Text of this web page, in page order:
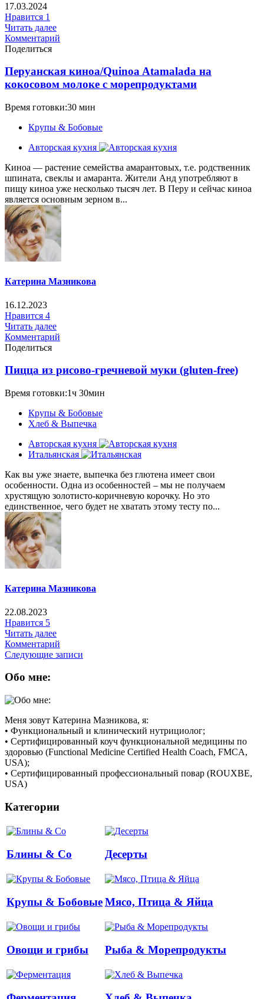
17.03.2024
Нравится 1
Читать далее
Комментарий
Поделиться
Перуанская киноа/Quinoa Atamalada на
кокосовом молоке с морепродуктами
Время готовки:30 мин
Крупы & Бобовые
Авторская кухня
Киноа — растение семейства амарантовых, т.е. родственник
шпината, свеклы и амаранта. Жители Анд употребляют в
пищу киноа уже несколько тысяч лет. В Перу и сейчас киноа
является основным зерном в...
Катерина Мазникова
16.12.2023
Нравится 4
Читать далее
Комментарий
Поделиться
Пицца из рисово-гречневой муки (gluten-free)
Время готовки:1ч 30мин
Крупы & Бобовые
Хлеб & Выпечка
Авторская кухня
Итальянская
Как вы уже знаете, выпечка без глютена имеет свои
особенности. Одна из особенностей – мы не получаем
хрустящую золотисто-коричневую корочку. Но это
единственное, чего будет не хватать этому тесту по...
Катерина Мазникова
22.08.2023
Нравится 5
Читать далее
Комментарий
Следующие записи
Обо мне:
Меня зовут Катерина Мазникова, я:
• Функциональный и клинический нутрициолог;
• Сертифицированный коуч функциональной медицины по
здоровью (Functional Medicine Certified Health Coach, FMCA,
USA);
• Сертифицированный профессиональный повар (ROUXBE,
USA)
Категории
Блины & Co Десерты
Крупы & БобовыеМясо, Птица & Яйца
Овощи и грибы Рыба & Mорепродукты